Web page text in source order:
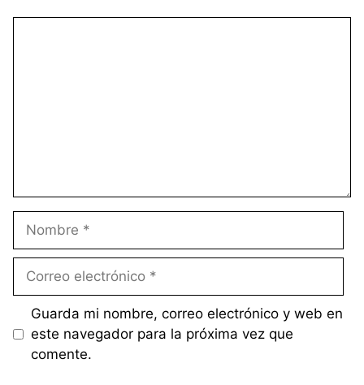
electrónico
Guarda mi nombre, correo electrónico y web en
este navegador para la próxima vez que
comente.